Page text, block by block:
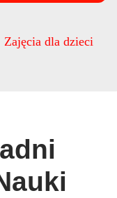
Zajęcia dla dzieci